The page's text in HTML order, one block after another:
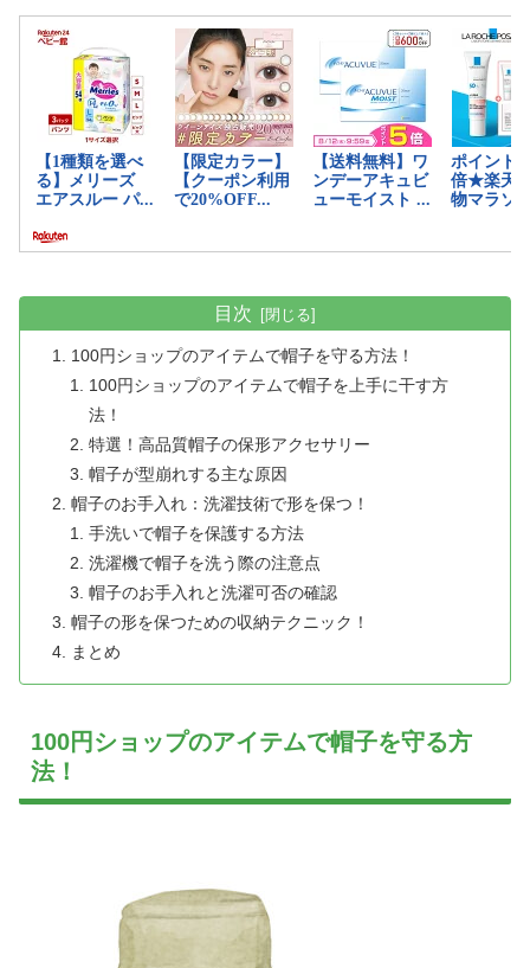
目次
100円ショップのアイテムで帽子を守る方法！
100円ショップのアイテムで帽子を上手に干す方
法！
特選！高品質帽子の保形アクセサリー
帽子が型崩れする主な原因
帽子のお手入れ：洗濯技術で形を保つ！
手洗いで帽子を保護する方法
洗濯機で帽子を洗う際の注意点
帽子のお手入れと洗濯可否の確認
帽子の形を保つための収納テクニック！
まとめ
100円ショップのアイテムで帽子を守る方
法！